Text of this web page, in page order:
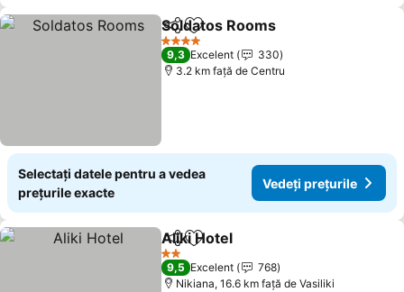
DistribuițiAdăugaţi la favorite
Soldatos Rooms
4 Stele
9,3 Excelent
330
3.2 km faţă de Centru
Selectați datele pentru a vedea
prețurile exacte
Vedeți prețurile
DistribuițiAdăugaţi la favorite
Aliki Hotel
2 Stele
9,5 Excelent
768
Nikiana, 16.6 km faţă de Vasiliki